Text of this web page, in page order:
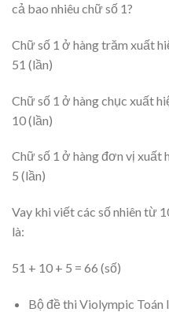
cả bao nhiêu chữ số 1?
Chữ số 1 ở hàng trăm xuất
51 (lần)
Chữ số 1 ở hàng chục xuất
10 (lần)
Chữ số 1 ở hàng đơn vị xuất
5 (lần)
Vay khi viết các số nhiên từ
là:
51 + 10 + 5 = 66 (số)
Bộ đề thi Violympic Toán